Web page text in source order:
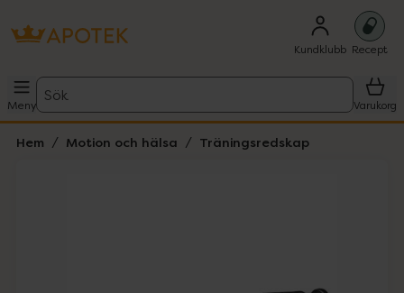
Kundklubb Recept
Meny
Sök
Varukorg
Hem Motion och hälsa Träningsredskap